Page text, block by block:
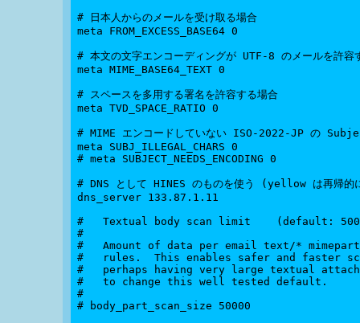
# 日本人からのメールを受け取る場合
meta FROM_EXCESS_BASE64 0
# 本文の文字エンコーディングが UTF-8 のメールを許容
meta MIME_BASE64_TEXT 0
# スペースを多用する署名を許容する場合
meta TVD_SPACE_RATIO 0
# MIME エンコードしていない ISO-2022-JP の
meta SUBJ_ILLEGAL_CHARS 0
# meta SUBJECT_NEEDS_ENCODING 0
# DNS として HINES のものを使う (yellow は再帰的
dns_server 133.87.1.11
#   Textual body scan limit    (default:
#
#   Amount of data per email text/*
#   rules.  This enables safer and faster
#   perhaps having very large textual
#   to change this well tested default.
#
# body_part_scan_size 50000